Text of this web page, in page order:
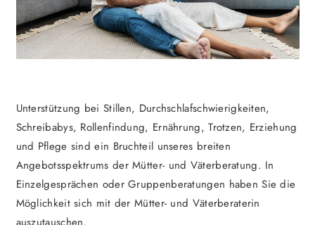
Unterstützung bei Stillen, Durchschlafschwierigkeiten,
Schreibabys, Rollenfindung, Ernährung, Trotzen, Erziehung
und Pflege sind ein Bruchteil unseres breiten
Angebotsspektrums der Mütter- und Väterberatung. In
Einzelgesprächen oder Gruppenberatungen haben Sie die
Möglichkeit sich mit der Mütter- und Väterberaterin
auszutauschen.